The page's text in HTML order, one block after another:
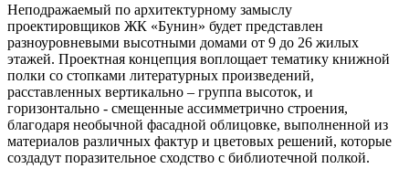
Неподражаемый по архитектурному замыслу
проектировщиков ЖК «Бунин» будет представлен
разноуровневыми высотными домами от 9 до 26 жилых
этажей. Проектная концепция воплощает тематику книжной
полки со стопками литературных произведений,
расставленных вертикально – группа высоток, и
горизонтально - смещенные ассимметрично строения,
благодаря необычной фасадной облицовке, выполненной из
материалов различных фактур и цветовых решений, которые
создадут поразительное сходство с библиотечной полкой.